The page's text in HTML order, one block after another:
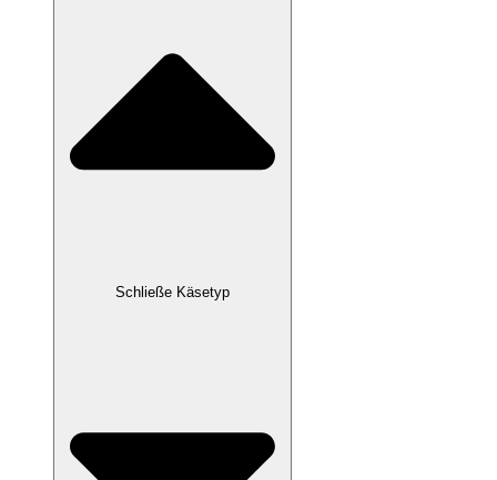
Schließe Käsetyp